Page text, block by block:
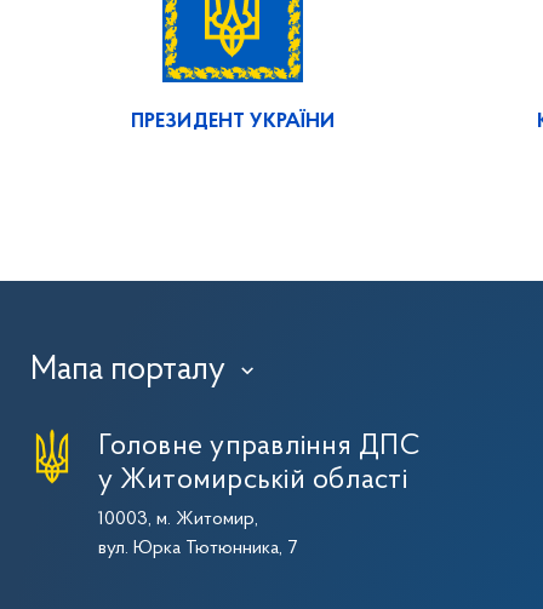
ПРЕЗИДЕНТ УКРАЇНИ
Мапа порталу ›
Головне управління ДПС
у Житомирській області
10003, м. Житомир,
вул. Юрка Тютюнника, 7